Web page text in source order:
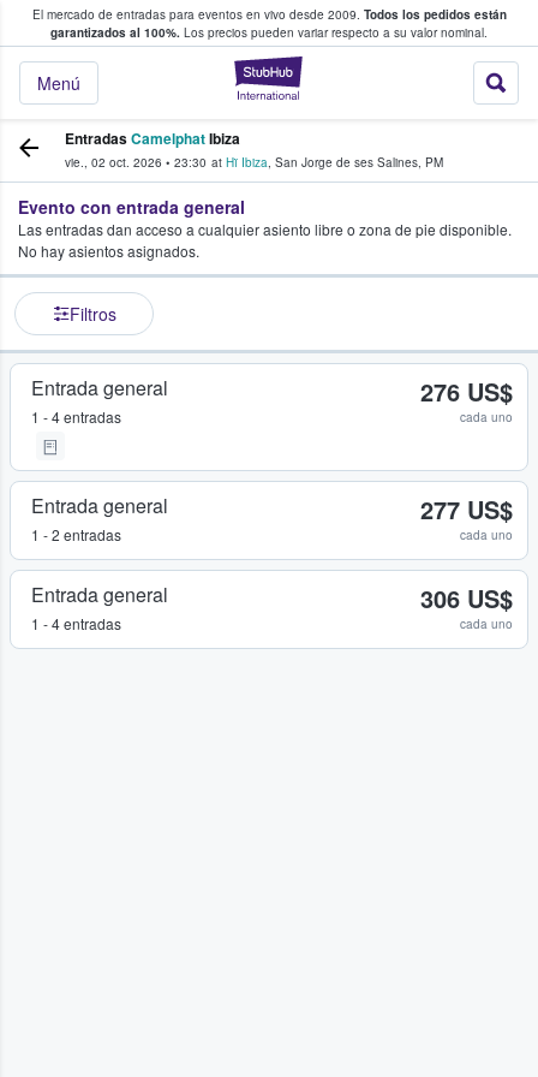
El mercado de entradas para eventos en vivo desde 2009. Todos los pedidos están
garantizados al 100%. Los precios pueden variar respecto a su valor nominal.
StubHub:
Menú
y venta de entradas entre fans
EntradasCamelphatIbiza
vie., 02 oct. 2026 • 23:30 at Hï Ibiza, San Jorge de ses Salines, PM
Evento con entrada general
Las entradas dan acceso a cualquier asiento libre o zona de pie disponible.
No hay asientos asignados.
Filtros
Entrada general
1 - 4 entradas
276 US$
cada uno
Entrada general
1 - 2 entradas
277 US$
cada uno
Entrada general
1 - 4 entradas
306 US$
cada uno